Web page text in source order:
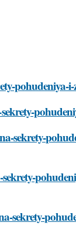
pohudeniya-
sekrety-
sekrety-